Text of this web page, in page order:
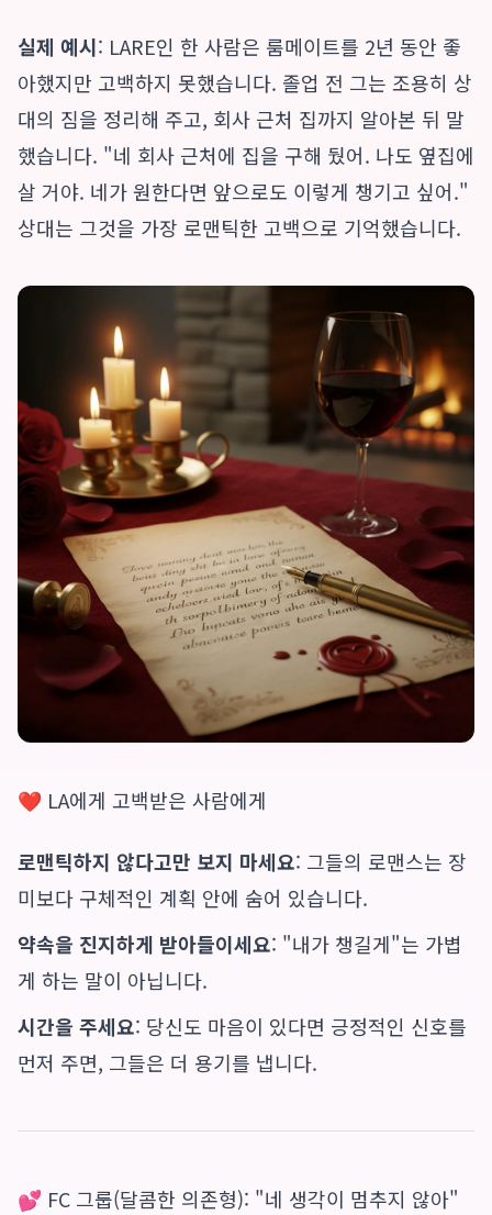
실제 예시: LARE인 한 사람은 룸메이트를 2년 동안 좋
아했지만 고백하지 못했습니다. 졸업 전 그는 조용히 상
대의 짐을 정리해 주고, 회사 근처 집까지 알아본 뒤 말
했습니다. "네 회사 근처에 집을 구해 뒀어. 나도 옆집에
살 거야. 네가 원한다면 앞으로도 이렇게 챙기고 싶어."
상대는 그것을 가장 로맨틱한 고백으로 기억했습니다.
❤️ LA에게 고백받은 사람에게
로맨틱하지 않다고만 보지 마세요: 그들의 로맨스는 장
미보다 구체적인 계획 안에 숨어 있습니다.
약속을 진지하게 받아들이세요: "내가 챙길게"는 가볍
게 하는 말이 아닙니다.
시간을 주세요: 당신도 마음이 있다면 긍정적인 신호를
먼저 주면, 그들은 더 용기를 냅니다.
💕 FC 그룹(달콤한 의존형): "네 생각이 멈추지 않아"